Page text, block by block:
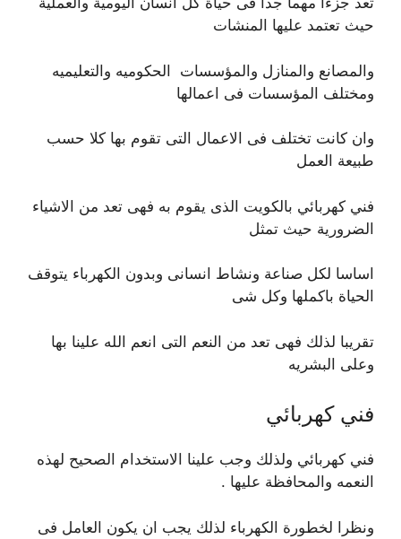
حيث تعتمد عليها المنشات
والمصانع والمنازل والمؤسسات الحكوميه والتعليميه
ومختلف المؤسسات فى اعمالها
وان كانت تختلف فى الاعمال التى تقوم بها كلا حسب
طبيعة العمل
فني كهربائي بالكويت الذى يقوم به فهى تعد من الاشياء
الضرورية حيث تمثل
اساسا لكل صناعة ونشاط انسانى وبدون الكهرباء يتوقف
الحياة باكملها وكل شى
تقريبا لذلك فهى تعد من النعم التى انعم الله علينا بها
وعلى البشريه
فني كهربائي
فني كهربائي ولذلك وجب علينا الاستخدام الصحيح لهذه
النعمه والمحافظة عليها .
ونظرا لخطورة الكهرباء لذلك يجب ان يكون العامل فى